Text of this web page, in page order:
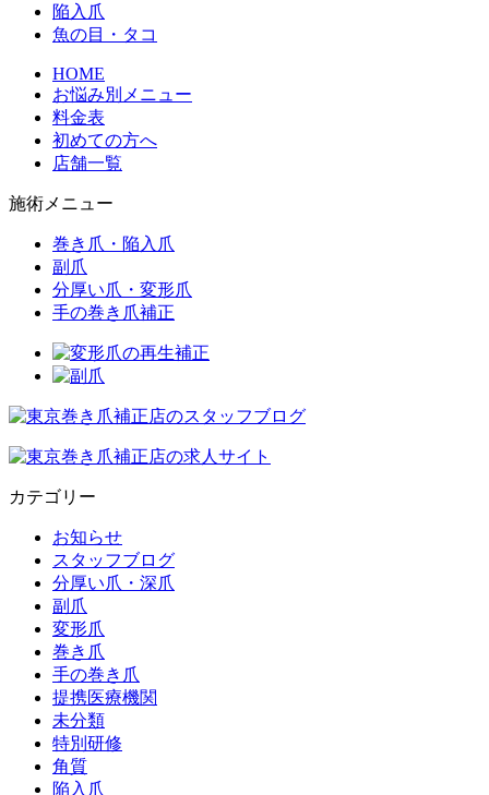
陥入爪
魚の目・タコ
HOME
お悩み別メニュー
料金表
初めての方へ
店舗一覧
施術メニュー
巻き爪・陥入爪
副爪
分厚い爪・変形爪
手の巻き爪補正
カテゴリー
お知らせ
スタッフブログ
分厚い爪・深爪
副爪
変形爪
巻き爪
手の巻き爪
提携医療機関
未分類
特別研修
角質
陥入爪